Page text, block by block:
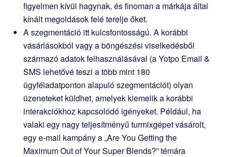
figyelmen kívül hagynak, és finoman a márkája által
kínált megoldások felé terelje őket.
A szegmentáció itt kulcsfontosságú. A korábbi
vásárlásokból vagy a böngészési viselkedésből
származó adatok felhasználásával (a Yotpo Email &
SMS lehetővé teszi a több mint 180
ügyféladatponton alapuló szegmentációt) olyan
üzeneteket küldhet, amelyek kiemelik a korábbi
interakciókhoz kapcsolódó igényeket. Például, ha
valaki egy nagy teljesítményű turmixgépet vásárolt,
egy e-mail kampány a „Are You Getting the
Maximum Out of Your Super Blends?” témára